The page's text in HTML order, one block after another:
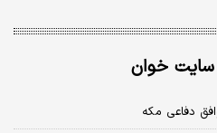
سایت خوان
دفاعی مکه